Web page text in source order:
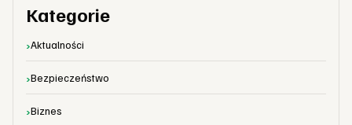
Kategorie
Aktualności
Bezpieczeństwo
Biznes